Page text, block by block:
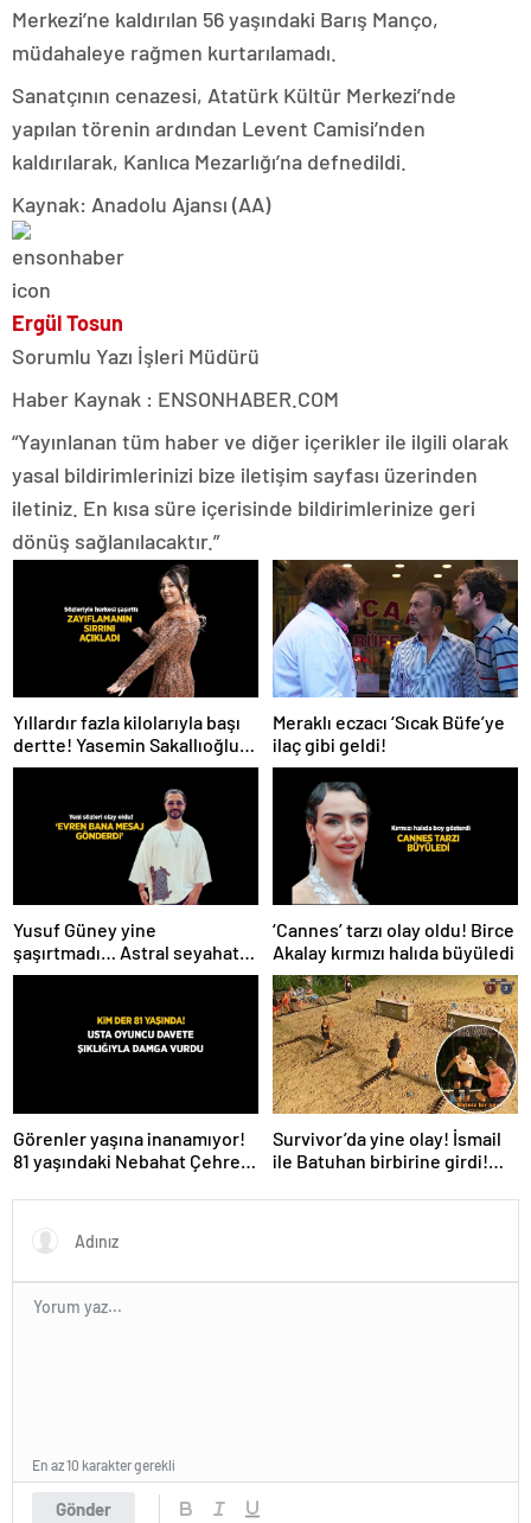
Merkezi’ne kaldırılan 56 yaşındaki Barış Manço,
müdahaleye rağmen kurtarılamadı.
Sanatçının cenazesi, Atatürk Kültür Merkezi’nde
yapılan törenin ardından Levent Camisi’nden
kaldırılarak, Kanlıca Mezarlığı’na defnedildi.
Kaynak: Anadolu Ajansı (AA)
Ergül Tosun
Sorumlu Yazı İşleri Müdürü
Haber Kaynak : ENSONHABER.COM
“Yayınlanan tüm haber ve diğer içerikler ile ilgili olarak
yasal bildirimlerinizi bize iletişim sayfası üzerinden
iletiniz. En kısa süre içerisinde bildirimlerinize geri
dönüş sağlanılacaktır.”
Yıllardır fazla kilolarıyla başı
dertte! Yasemin Sakallıoğlu
zayıflamasının sırrını açıkladı
Meraklı eczacı ‘Sıcak Büfe’ye
ilaç gibi geldi!
Yusuf Güney yine
şaşırtmadı… Astral seyahat
ve uzaylılardan sonra şimdi
‘Cannes’ tarzı olay oldu! Birce
Akalay kırmızı halıda büyüledi
Görenler yaşına inanamıyor!
81 yaşındaki Nebahat Çehre
Survivor’da yine olay! İsmail
ile Batuhan birbirine girdi!
Gönder
En az 10 karakter gerekli